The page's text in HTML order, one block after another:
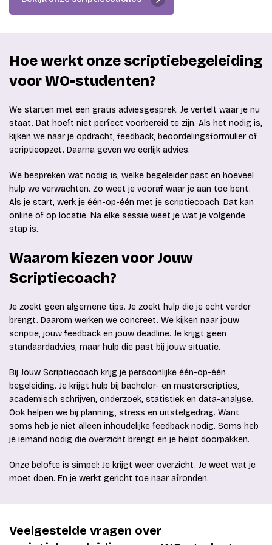
Hoe werkt onze scriptiebegeleiding
voor WO-studenten?
We starten met een gratis adviesgesprek. Je vertelt waar je nu
staat. Dat hoeft niet perfect voorbereid te zijn. Als het nodig is,
kijken we naar je opdracht, feedback, beoordelingsformulier of
scriptieopzet. Daarna geven we eerlijk advies.
We bespreken wat nodig is, welke begeleider past en hoeveel
hulp we verwachten. Zo weet je vooraf waar je aan toe bent.
Als je start, werk je één-op-één met je scriptiecoach. Dat kan
online of op locatie. Na elke sessie weet je wat je volgende
stap is.
Waarom kiezen voor Jouw
Scriptiecoach?
Je zoekt geen algemene tips. Je zoekt hulp die je echt verder
brengt. Daarom werken we concreet. We kijken naar jouw
scriptie, jouw feedback en jouw deadline. Je krijgt geen
standaardadvies, maar hulp die past bij jouw situatie.
Bij Jouw Scriptiecoach krijg je persoonlijke één-op-één
begeleiding. Je krijgt hulp bij bachelor- en masterscripties,
academisch schrijven, onderzoek, statistiek en data-analyse.
Ook helpen we bij planning, stress en uitstelgedrag. Want
soms heb je niet alleen inhoudelijke feedback nodig. Soms heb
je iemand nodig die overzicht brengt en je helpt doorpakken.
Onze belofte is simpel: Je krijgt weer overzicht. Je weet wat je
moet doen. En je werkt gericht toe naar afronden.
Veelgestelde vragen over